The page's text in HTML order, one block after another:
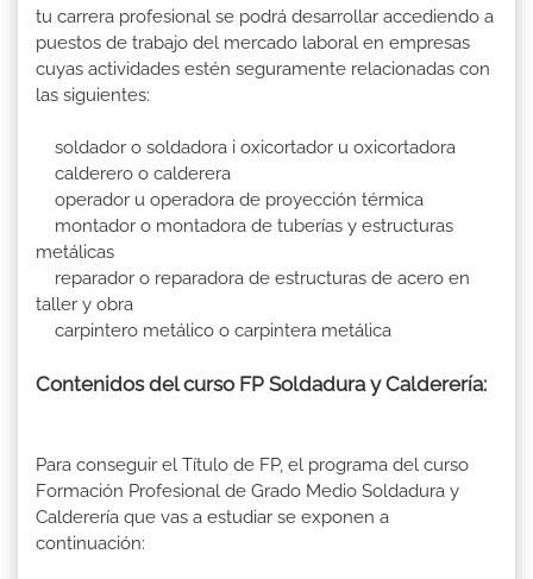
tu carrera profesional se podrá desarrollar accediendo a
puestos de trabajo del mercado laboral en empresas
cuyas actividades estén seguramente relacionadas con
las siguientes:
soldador o soldadora i oxicortador u oxicortadora
calderero o calderera
operador u operadora de proyección térmica
montador o montadora de tuberías y estructuras
metálicas
reparador o reparadora de estructuras de acero en
taller y obra
carpintero metálico o carpintera metálica
Contenidos del curso FP Soldadura y Calderería:
Para conseguir el Título de FP, el programa del curso
Formación Profesional de Grado Medio Soldadura y
Calderería que vas a estudiar se exponen a
continuación: